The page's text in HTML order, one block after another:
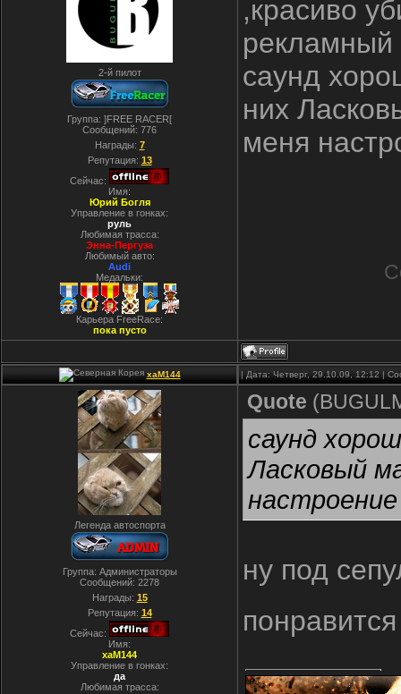
2-й пилот
Группа: ]FREE RACER[
Сообщений: 776
Награды: 7
Репутация: 13
Сейчас:
Имя:
Юрий Богля
Управление в гонках:
руль
Любимая трасса:
Энна-Пергуза
Любимый авто:
Audi
Медальки:
Карьера FreeRace:
пока пусто
,красиво
рекламный
саунд
них
меня
xaM144 | Дата: Четверг, 29.10.09, 12:12 |
Легенда автоспорта
Группа: Администраторы
Сообщений: 2278
Награды: 15
Репутация: 14
Сейчас:
Имя:
xaM144
Управление в гонках:
да
Любимая трасса:
Quote (
саунд
Ласковый
ну под